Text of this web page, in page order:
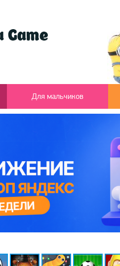
Для мальчиков